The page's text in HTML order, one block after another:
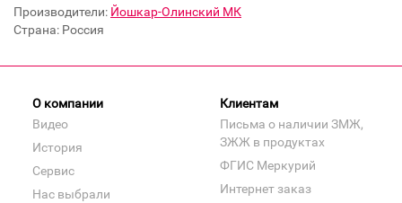
Производители: Йошкар-Олинский МК
Страна: Россия
О компании
Видео
История
Сервис
Нас выбрали
Клиентам
Письма о наличии ЗМЖ,
ЗЖЖ в продуктах
ФГИС Меркурий
Интернет заказ